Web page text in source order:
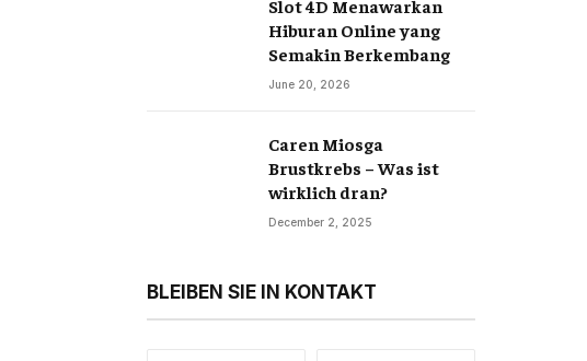
Slot 4D Menawarkan
Hiburan Online yang
Semakin Berkembang
June 20, 2026
Caren Miosga
Brustkrebs – Was ist
wirklich dran?
December 2, 2025
BLEIBEN SIE IN KONTAKT